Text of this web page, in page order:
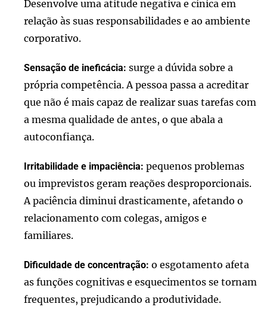
Desenvolve uma atitude negativa e cínica em
relação às suas responsabilidades e ao ambiente
corporativo.
Sensação de ineficácia: surge a dúvida sobre a
própria competência. A pessoa passa a acreditar
que não é mais capaz de realizar suas tarefas com
a mesma qualidade de antes, o que abala a
autoconfiança.
Irritabilidade e impaciência: pequenos problemas
ou imprevistos geram reações desproporcionais.
A paciência diminui drasticamente, afetando o
relacionamento com colegas, amigos e
familiares.
Dificuldade de concentração: o esgotamento afeta
as funções cognitivas e esquecimentos se tornam
frequentes, prejudicando a produtividade.